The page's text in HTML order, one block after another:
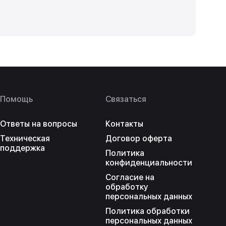
Помощь
Ответы на вопросы
Техническая
поддержка
Связаться
Контакты
Договор оферта
Политика
конфиденциальности
Согласие на
обработку
персональных данных
Политика обработки
персональных данных